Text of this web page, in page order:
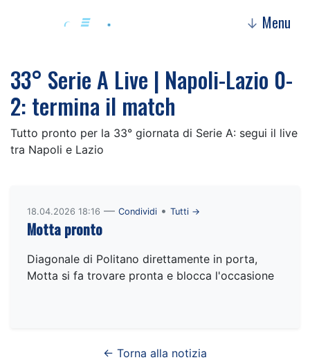
↓ Menu
33° Serie A Live | Napoli-Lazio 0-
2: termina il match
Tutto pronto per la 33° giornata di Serie A: segui il live
tra Napoli e Lazio
18.04.2026 18:16 — Condividi • Tutti →
Motta pronto
Diagonale di Politano direttamente in porta,
Motta si fa trovare pronta e blocca l'occasione
← Torna alla notizia